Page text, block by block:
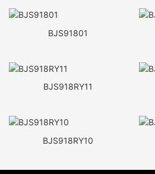
BJS91801
BJS918RY11
BJS918RY10